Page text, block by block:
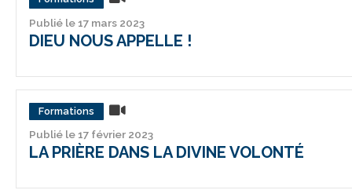
Publié le 17 mars 2023
DIEU NOUS APPELLE !
Formations
Publié le 17 février 2023
LA PRIÈRE DANS LA DIVINE VOLONTÉ